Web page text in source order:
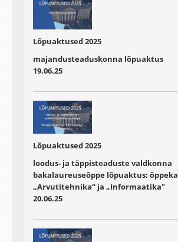
Lõpuaktused 2025
majandusteaduskonna lõpuaktus
19.06.25
Lõpuaktused 2025
loodus- ja täppisteaduste valdkonna
bakalaureuseõppe lõpuaktus:
„Arvutitehnika“ ja „Informaatika"
20.06.25